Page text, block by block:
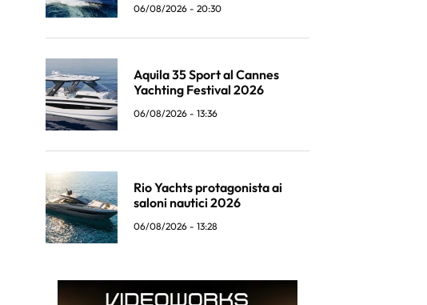
06/08/2026 - 20:30
Aquila 35 Sport al Cannes
Yachting Festival 2026
06/08/2026 - 13:36
Rio Yachts protagonista ai
saloni nautici 2026
06/08/2026 - 13:28